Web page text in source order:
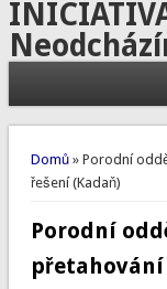
Jste zde
Domů» Porodní
řešení (Kadaň)
Porodní
přetahování